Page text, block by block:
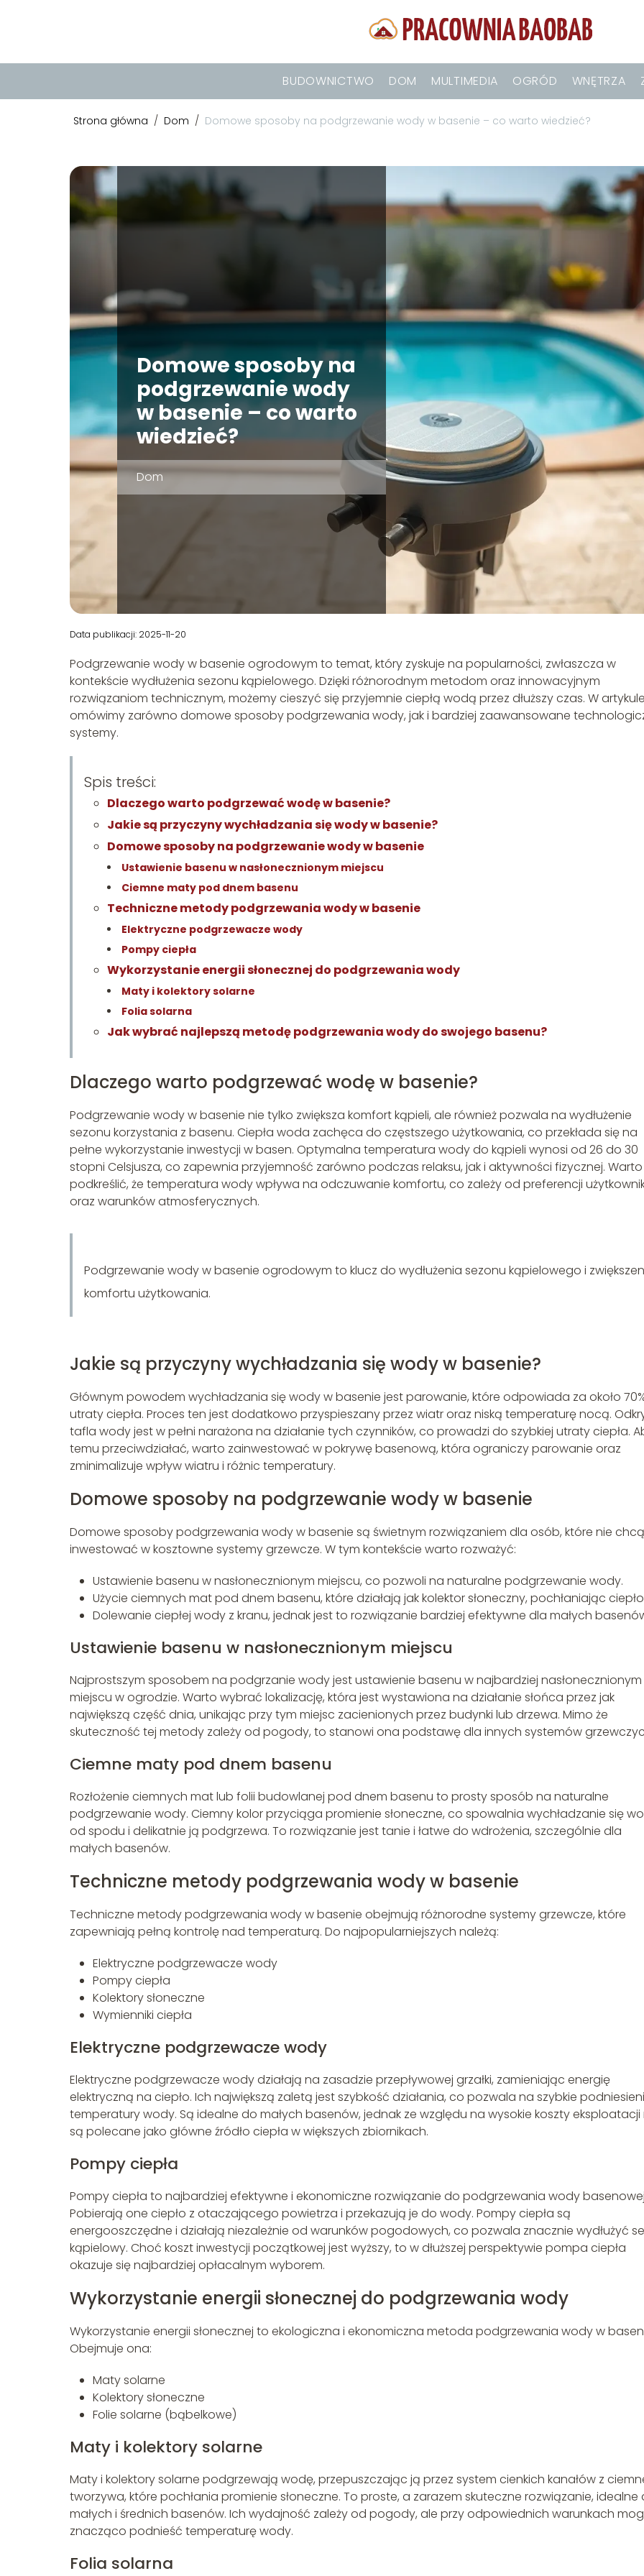
BUDOWNICTWO DOM MULTIMEDIA OGRÓD WNĘTRZA
Strona główna / Dom / Domowe sposoby na podgrzewanie wody w basenie – co warto wiedzieć?
Domowe sposoby na
podgrzewanie wody
w basenie – co warto
wiedzieć?
Dom
Data publikacji: 2025-11-20
Podgrzewanie wody w basenie ogrodowym to temat, który zyskuje na popularności, zwłaszcza w
kontekście wydłużenia sezonu kąpielowego. Dzięki różnorodnym metodom oraz innowacyjnym
rozwiązaniom technicznym, możemy cieszyć się przyjemnie ciepłą wodą przez dłuższy czas. W artykule
omówimy zarówno domowe sposoby podgrzewania wody, jak i bardziej zaawansowane
systemy.
Spis treści:
Dlaczego warto podgrzewać wodę w basenie?
Jakie są przyczyny wychładzania się wody w basenie?
Domowe sposoby na podgrzewanie wody w basenie
Ustawienie basenu w nasłonecznionym miejscu
Ciemne maty pod dnem basenu
Techniczne metody podgrzewania wody w basenie
Elektryczne podgrzewacze wody
Pompy ciepła
Wykorzystanie energii słonecznej do podgrzewania wody
Maty i kolektory solarne
Folia solarna
Jak wybrać najlepszą metodę podgrzewania wody do swojego basenu?
Dlaczego warto podgrzewać wodę w basenie?
Podgrzewanie wody w basenie nie tylko zwiększa komfort kąpieli, ale również pozwala na wydłużenie
sezonu korzystania z basenu. Ciepła woda zachęca do częstszego użytkowania, co przekłada się na
pełne wykorzystanie inwestycji w basen. Optymalna temperatura wody do kąpieli wynosi od 26 do 30
stopni Celsjusza, co zapewnia przyjemność zarówno podczas relaksu, jak i aktywności fizycznej. Warto
podkreślić, że temperatura wody wpływa na odczuwanie komfortu, co zależy od preferencji
oraz warunków atmosferycznych.
Podgrzewanie wody w basenie ogrodowym to klucz do wydłużenia sezonu kąpielowego i
komfortu użytkowania.
Jakie są przyczyny wychładzania się wody w basenie?
Głównym powodem wychładzania się wody w basenie jest parowanie, które odpowiada za około
utraty ciepła. Proces ten jest dodatkowo przyspieszany przez wiatr oraz niską temperaturę nocą.
tafla wody jest w pełni narażona na działanie tych czynników, co prowadzi do szybkiej utraty ciepła.
temu przeciwdziałać, warto zainwestować w pokrywę basenową, która ograniczy parowanie oraz
zminimalizuje wpływ wiatru i różnic temperatury.
Domowe sposoby na podgrzewanie wody w basenie
Domowe sposoby podgrzewania wody w basenie są świetnym rozwiązaniem dla osób, które nie chcą
inwestować w kosztowne systemy grzewcze. W tym kontekście warto rozważyć:
Ustawienie basenu w nasłonecznionym miejscu, co pozwoli na naturalne podgrzewanie wody.
Użycie ciemnych mat pod dnem basenu, które działają jak kolektor słoneczny, pochłaniając
Dolewanie ciepłej wody z kranu, jednak jest to rozwiązanie bardziej efektywne dla małych
Ustawienie basenu w nasłonecznionym miejscu
Najprostszym sposobem na podgrzanie wody jest ustawienie basenu w najbardziej nasłonecznionym
miejscu w ogrodzie. Warto wybrać lokalizację, która jest wystawiona na działanie słońca przez jak
największą część dnia, unikając przy tym miejsc zacienionych przez budynki lub drzewa. Mimo że
skuteczność tej metody zależy od pogody, to stanowi ona podstawę dla innych systemów
Ciemne maty pod dnem basenu
Rozłożenie ciemnych mat lub folii budowlanej pod dnem basenu to prosty sposób na naturalne
podgrzewanie wody. Ciemny kolor przyciąga promienie słoneczne, co spowalnia wychładzanie się
od spodu i delikatnie ją podgrzewa. To rozwiązanie jest tanie i łatwe do wdrożenia, szczególnie dla
małych basenów.
Techniczne metody podgrzewania wody w basenie
Techniczne metody podgrzewania wody w basenie obejmują różnorodne systemy grzewcze, które
zapewniają pełną kontrolę nad temperaturą. Do najpopularniejszych należą:
Elektryczne podgrzewacze wody
Pompy ciepła
Kolektory słoneczne
Wymienniki ciepła
Elektryczne podgrzewacze wody
Elektryczne podgrzewacze wody działają na zasadzie przepływowej grzałki, zamieniając energię
elektryczną na ciepło. Ich największą zaletą jest szybkość działania, co pozwala na szybkie
temperatury wody. Są idealne do małych basenów, jednak ze względu na wysokie koszty eksploatacji
są polecane jako główne źródło ciepła w większych zbiornikach.
Pompy ciepła
Pompy ciepła to najbardziej efektywne i ekonomiczne rozwiązanie do podgrzewania wody
Pobierają one ciepło z otaczającego powietrza i przekazują je do wody. Pompy ciepła są
energooszczędne i działają niezależnie od warunków pogodowych, co pozwala znacznie wydłużyć
kąpielowy. Choć koszt inwestycji początkowej jest wyższy, to w dłuższej perspektywie pompa ciepła
okazuje się najbardziej opłacalnym wyborem.
Wykorzystanie energii słonecznej do podgrzewania wody
Wykorzystanie energii słonecznej to ekologiczna i ekonomiczna metoda podgrzewania wody w
Obejmuje ona:
Maty solarne
Kolektory słoneczne
Folie solarne (bąbelkowe)
Maty i kolektory solarne
Maty i kolektory solarne podgrzewają wodę, przepuszczając ją przez system cienkich kanałów z
tworzywa, które pochłania promienie słoneczne. To proste, a zarazem skuteczne rozwiązanie, idealne
małych i średnich basenów. Ich wydajność zależy od pogody, ale przy odpowiednich warunkach
znacząco podnieść temperaturę wody.
Folia solarna